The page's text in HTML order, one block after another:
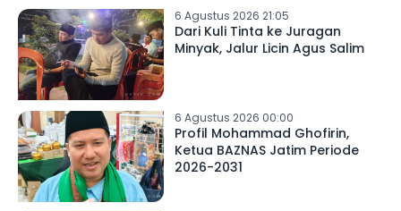
6 Agustus 2026 21:05
Dari Kuli Tinta ke Juragan
Minyak, Jalur Licin Agus Salim
6 Agustus 2026 00:00
Profil Mohammad Ghofirin,
Ketua BAZNAS Jatim Periode
2026-2031